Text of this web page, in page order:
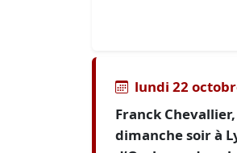
lundi 22
Franck
dimanche soir à